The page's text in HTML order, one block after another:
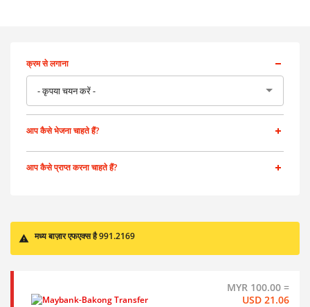
क्रम से लगाना
- कृपया चयन करें -
आप कैसे भेजना चाहते हैं?
आप कैसे प्राप्त करना चाहते हैं?
मध्य बाज़ार एफएक्स है 991.2169
MYR 100.00 =
USD 21.06